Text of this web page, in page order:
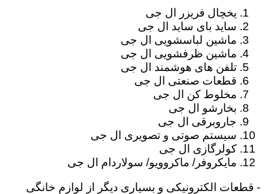
یخچال فریزر ال جی
ساید بای ساید ال جی
ماشین لباسشویی ال جی
ماشین ظرفشویی ال جی
تلفن های هوشمند ال جی
قطعات صنعتی ال جی
مخلوط کن ال جی
بخارشو ال جی
جاروبرقی ال جی
سیستم صوتی و تصویری ال جی
کولرگازی ال جی
مایکروفر/ ماکروویو/ سولاردام ال جی
- قطعات الکترونیکی و بسیاری دیگر از لوازم خانگی